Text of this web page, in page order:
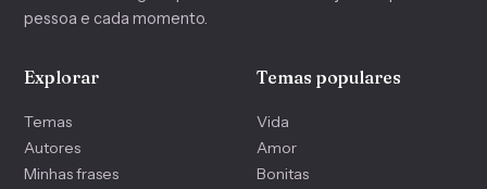
pessoa e cada momento.
Explorar
Temas
Autores
Minhas frases
Temas populares
Vida
Amor
Bonitas